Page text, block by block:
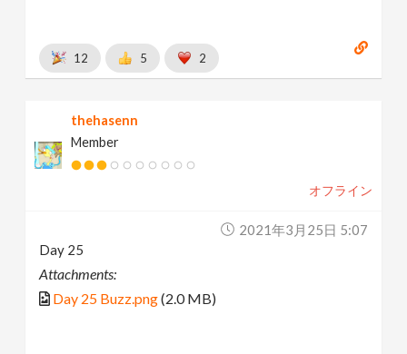
12 5 2
thehasenn
Member
オフライン
2021年3月25日 5:07
Day 25
Attachments:
Day 25 Buzz.png(2.0 MB)